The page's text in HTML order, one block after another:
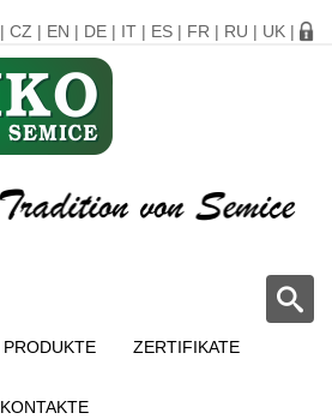
| CZ | EN | DE | IT | ES | FR | RU | UK |
PRODUKTE ZERTIFIKATE
KONTAKTE